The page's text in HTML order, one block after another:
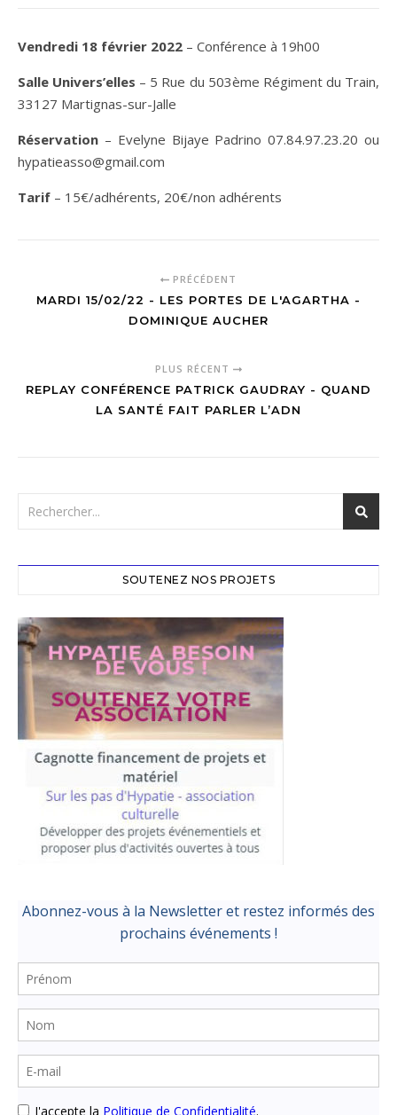
Vendredi 18 février 2022 – Conférence à 19h00
Salle Univers’elles – 5 Rue du 503ème Régiment du Train,
33127 Martignas-sur-Jalle
Réservation – Evelyne Bijaye Padrino 07.84.97.23.20 ou
hypatieasso@gmail.com
Tarif – 15€/adhérents, 20€/non adhérents
PRÉCÉDENT
MARDI 15/02/22 - LES PORTES DE L'AGARTHA -
DOMINIQUE AUCHER
PLUS RÉCENT
REPLAY CONFÉRENCE PATRICK GAUDRAY - QUAND
LA SANTÉ FAIT PARLER L’ADN
SOUTENEZ NOS PROJETS